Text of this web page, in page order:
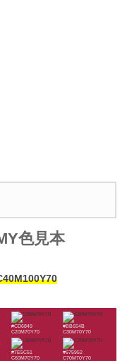
色見本
#CD6849
C20M70Y70
#BB654B
C30M70Y70
#7E5C51
C60M70Y70
#675952
C70M70Y70